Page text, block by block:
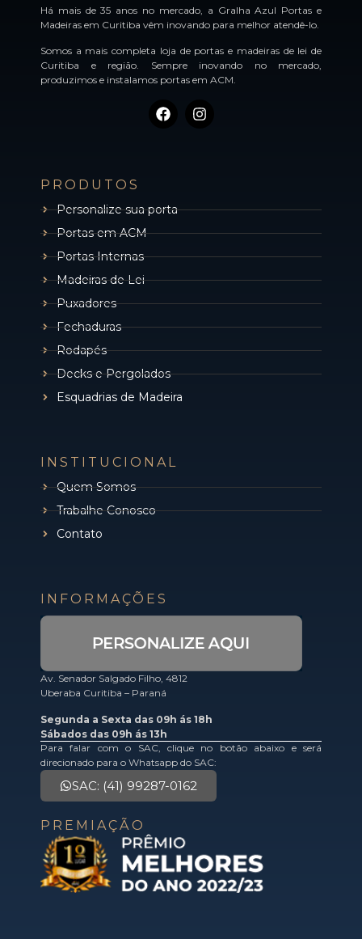
Há mais de 35 anos no mercado, a Gralha Azul Portas e
Madeiras em Curitiba vêm inovando para melhor atendê-lo.
Somos a mais completa loja de portas e madeiras de lei de
Curitiba e região. Sempre inovando no mercado,
produzimos e instalamos portas em ACM.
PRODUTOS
Personalize sua porta
Portas em ACM
Portas Internas
Madeiras de Lei
Puxadores
Fechaduras
Rodapés
Decks e Pergolados
Esquadrias de Madeira
INSTITUCIONAL
Quem Somos
Trabalhe Conosco
Contato
INFORMAÇÕES
Av. Senador Salgado Filho, 4812
Uberaba Curitiba – Paraná
Segunda a Sexta das 09h ás 18h
Sábados das 09h ás 13h
Para falar com o SAC, clique no botão abaixo e será
direcionado para o Whatsapp do SAC:
SAC: (41) 99287-0162
PREMIAÇÃO